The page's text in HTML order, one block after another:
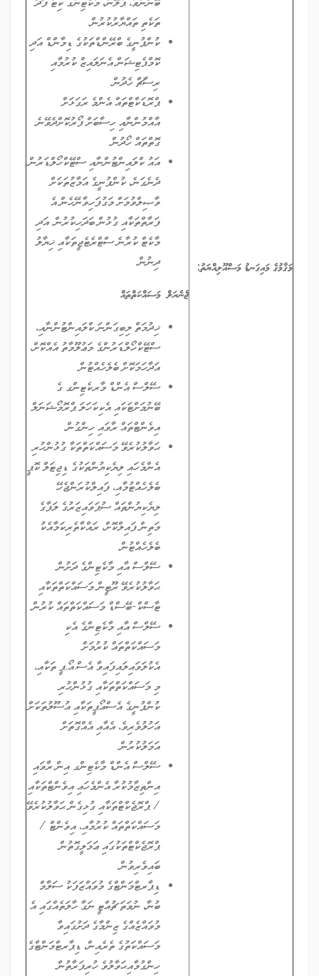
މަޤާމުގެ މައިގަނޑު މަސްއޫލިއްޔަތު:
ތަކެތި ތައްޔާރުކުރުން.
ކުންފުނީގެ ބްރޭންޑްތަކުގެ ޑިމާންޑް އަދި
ކޮމްޕެޓިޝަން އެނަލައިޒް ކުރުމާއި
ރިސާޗް ހެދުން.
ޕްރޮޑަކްޓްތައް އެންމެ ރަގަޅަށް
އާއްމުންނާއި ހިސާބަށް ފޯރުކޮށްދެވޭނެ
ގޮތްތައް ހޯދުން.
އައު ކްލައިންޓުންނާއި ސްޓޭކްހޯލްޑަރުން
ދެނެގަނެ، ކުންފުނީގެ އަމާޒުތަކަށް
ވާޞިލްވުމަށް މަގުފަހިވާނޭހެން އެ
ފަރާތްތަކާއި ގުޅުން ބަދަހިކުރުން. އަދި
މާކެޓް ކުރާނެ ސްޓްރެޓެޖީތަކާއި ޚިޔާލު
ދިނުން.
ޖެނެރަލް މަސައްކަތްތައް
ޚިދުމަތް ލިބިގަންނަ ކްލައިންޓުންނާއި،
ސްޓޭކްހޯލްޑަރުންގެ މަޢުލޫމާތު އެއްކޮށް،
އަދާހަމަކޮށް ބެލެހެއްޓުން
ސޭލްސް އެންޑް މާރކެޓިންގ ގެ
ބޭނުމަށްޓަކައި އެކިކަހަލަ ޕްރޮމޯޝަނަލް
އިވެންޓްތައް ރާވައި ހިންގުން.
ޙަވާލުކުރެވޭ މަސައްކަތްތަކާ ގުޅުންހުރި
އެންމެހައި ލިޔެކިޔުންތަކުގެ ޑިޖިޓަލް ކޮޕީ
ބެލެހެއްޓުމާއި، ފައިލްކުރަންޖެހޭ
ލިޔެކިޔުންތައް ސުޕަވައިޒަރުގެ ލަފާގެ
މަތިން ފައިލްކޮށް، ރައްކާތެރިކަމާއެކު
ބެލެހެއްޓުން.
ސޭލްސް އާއި މާކެޓިންގެ ދަށުން
ޙަވާލުކުރެވޭ ރޫޓީން މަސައްކަތްތަކާއި
ޓާސްކް-ބޭސްޑް މަސައްކަތްތައް ކުރުން.
ސޭލްސް އާއި މާކެޓިންގެ އެކި
މަސައްކަތްތައް ކުރުމަށް
އެކުލަވައިލައިފައިވާ އެސް.އޯ.ޕީ ތަކާއި،
މި މަސައްކަތްތަކާއި ގުޅުންހުރި
ކުންފުނީގެ އެސްއޯޕީތަކާއި އުސޫލުތަކަށް
އަހުލުވެރިވެ، އެއާއި އެއްގޮތަށް
އަމަލުކުރުން
ސޭލްސް އެންޑް މާކެޓިންގ އިން ރާވައި
އިންތިޒާމުކުރާ އެންމެހައި އިވެންޓްތަކާއި
/ ޕްރޮޖެކްޓްތަކާއި ގުޅިގެން ޙަވާލުކުރެވޭ
މަސައްކަތްތައް ކުރުމާއި، އިވެންޓް /
ޕްރޮޖެކްޓްތަކުގައި ޢަމަލީގޮތުން
ބައިވެރިވުން.
ޑިޕާރޓްމަންޓްގެ މުވައްޒަފަކު ސަލާމް
ބުނާ، ނުވަތަ ޗުއްޓީ ނަގާ ހާލަތެއްގައި އެ
މުވައްޒެއްގެ ޒިންމާގެ ދަށުގައިވާ
މަސައްކަތުގެ ތެރެއިން، ޑިޕާރޓްމަންޓްގެ
ހިންގުމާއިޙަވާލުވެ ހުރިފަރާތުން